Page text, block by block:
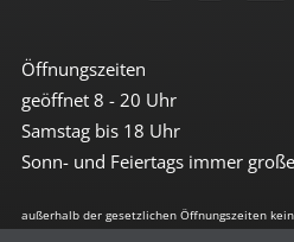
Öffnungszeiten
geöffnet 8 - 20 Uhr
Samstag bis 18 Uhr
Sonn- und Feiertags immer
außerhalb der gesetzlichen Öffnungszeiten